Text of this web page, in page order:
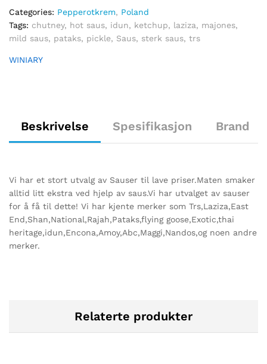
Categories: Pepperotkrem, Poland
Tags: chutney, hot saus, idun, ketchup, laziza, majones,
mild saus, pataks, pickle, Saus, sterk saus, trs
WINIARY
Beskrivelse Spesifikasjon Brand
Vi har et stort utvalg av Sauser til lave priser.Maten smaker
alltid litt ekstra ved hjelp av saus.Vi har utvalget av sauser
for å få til dette! Vi har kjente merker som Trs,Laziza,East
End,Shan,National,Rajah,Pataks,flying goose,Exotic,thai
heritage,idun,Encona,Amoy,Abc,Maggi,Nandos,og noen andre
merker.
Relaterte produkter